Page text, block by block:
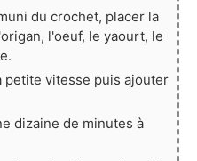
du crochet, placer la
l'oeuf, le yaourt, le
petite vitesse puis ajouter
dizaine de minutes à